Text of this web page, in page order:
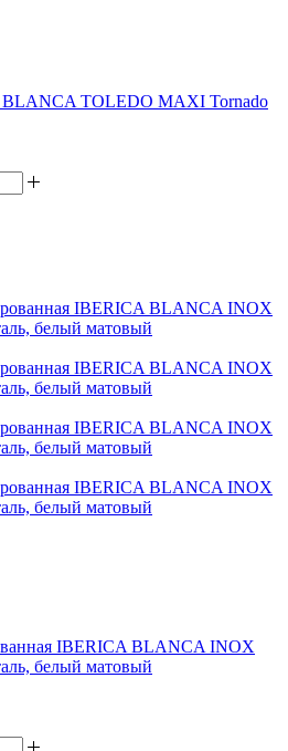
BLANCA TOLEDO MAXI Tornado
IBERICA BLANCA INOX
белый матовый